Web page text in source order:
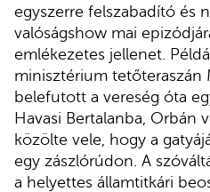
egyszerre felszabadító és
valóságshow mai
emlékezetes jellenet.
minisztérium tetőteraszán
belefutott a vereség óta
Havasi Bertalanba, Orbán
közölte vele, hogy a
egy zászlórúdon. A
a helyettes államtitkári